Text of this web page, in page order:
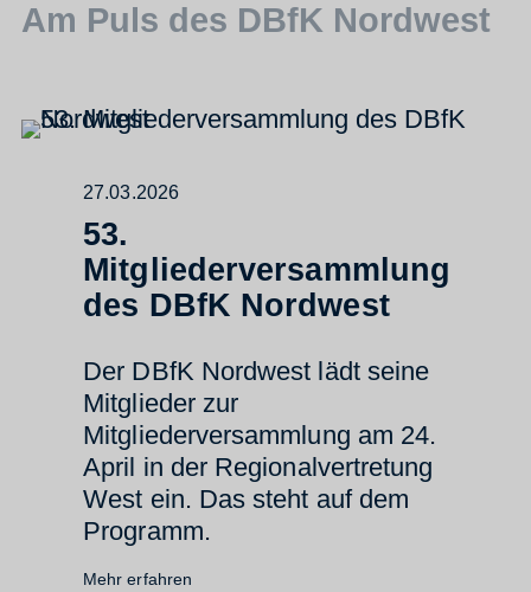
Am Puls des DBfK Nordwest
27.03.2026
53.
Mitgliederversammlung
des DBfK Nordwest
Der DBfK Nordwest lädt seine
Mitglieder zur
Mitgliederversammlung am 24.
April in der Regionalvertretung
West ein. Das steht auf dem
Programm.
Mehr erfahren